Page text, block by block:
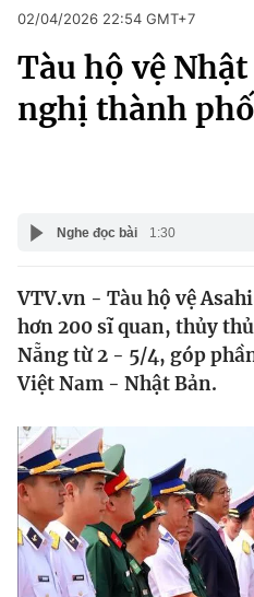
Chuyên mục
Chính trị
Y tế
Thế giới
Tin tức
Thế giới đó đây
Câu chuyện quốc tế
Kinh tế
Tài chính
Thị trường
Góc doanh nghiệp
Dữ liệu và đời sống
Truyền hình
Xã hội
Pháp luật
Kinh tế
Thể thao
Đời sống
Giáo dục
02/04/2026 22:54 GMT+7
Tàu hộ vệ
nghị thành
Nghe đọc bài 1:30
VTV.vn - Tàu hộ vệ
hơn 200 sĩ quan, thủy
Nẵng từ 2 - 5/4, góp
Việt Nam - Nhật Bản.